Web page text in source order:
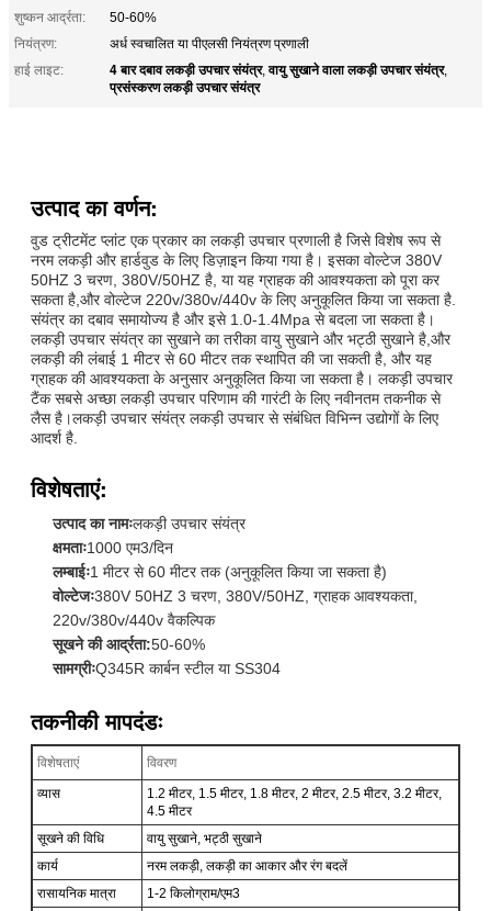
शुष्कन आर्द्रता:
50-60%
नियंत्रण:
अर्ध स्वचालित या पीएलसी नियंत्रण प्रणाली
हाई लाइट:
4 बार दबाव लकड़ी उपचार संयंत्र,वायु सुखाने वाला लकड़ी उपचार संयंत्र,
प्रसंस्करण लकड़ी उपचार संयंत्र
उत्पाद का वर्णन:
वुड ट्रीटमेंट प्लांट एक प्रकार का लकड़ी उपचार प्रणाली है जिसे विशेष रूप से
नरम लकड़ी और हार्डवुड के लिए डिज़ाइन किया गया है। इसका वोल्टेज 380V
50HZ 3 चरण, 380V/50HZ है, या यह ग्राहक की आवश्यकता को पूरा कर
सकता है,और वोल्टेज 220v/380v/440v के लिए अनुकूलित किया जा सकता है.
संयंत्र का दबाव समायोज्य है और इसे 1.0-1.4Mpa से बदला जा सकता है।
लकड़ी उपचार संयंत्र का सुखाने का तरीका वायु सुखाने और भट्ठी सुखाने है,और
लकड़ी की लंबाई 1 मीटर से 60 मीटर तक स्थापित की जा सकती है, और यह
ग्राहक की आवश्यकता के अनुसार अनुकूलित किया जा सकता है। लकड़ी उपचार
टैंक सबसे अच्छा लकड़ी उपचार परिणाम की गारंटी के लिए नवीनतम तकनीक से
लैस है।लकड़ी उपचार संयंत्र लकड़ी उपचार से संबंधित विभिन्न उद्योगों के लिए
आदर्श है.
विशेषताएं:
उत्पाद का नामःलकड़ी उपचार संयंत्र
क्षमताः1000 एम3/दिन
लम्बाईः1 मीटर से 60 मीटर तक (अनुकूलित किया जा सकता है)
वोल्टेजः380V 50HZ 3 चरण, 380V/50HZ, ग्राहक आवश्यकता,
220v/380v/440v वैकल्पिक
सूखने की आर्द्रता:50-60%
सामग्रीःQ345R कार्बन स्टील या SS304
तकनीकी मापदंडः
विशेषताएं
विवरण
व्यास
1.2 मीटर, 1.5 मीटर, 1.8 मीटर, 2 मीटर, 2.5 मीटर, 3.2 मीटर,
4.5 मीटर
सूखने की विधि
वायु सुखाने, भट्ठी सुखाने
कार्य
नरम लकड़ी, लकड़ी का आकार और रंग बदलें
रासायनिक मात्रा
1-2 किलोग्राम/एम3